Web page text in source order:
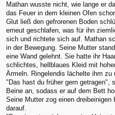
Mathan wusste nicht, wie lange er
das Feuer in dem kleinen Ofen
Glut ließ den gefrorenen Boden
erneut geschlafen, was für ihn
sich und richtete sich auf. Mathan
in der Bewegung. Seine Mutter
eine Wand gelehnt. Sie hatte ihr
schlichtes, hellblaues Kleid mit
Ärmeln. Ringelendis lächelte ihm zu
"Das hast du früher gern getragen",
Beine an, sodass er auf dem Bett
Seine Mutter zog einen
darauf.